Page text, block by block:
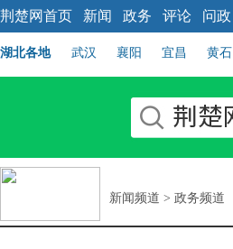
荆楚网首页 新闻 政务 评论 问政
湖北各地 武汉 襄阳 宜昌 黄石
新闻频道 > 政务频道